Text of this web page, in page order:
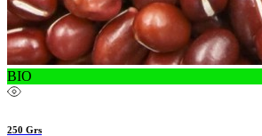
BIO
250 Grs